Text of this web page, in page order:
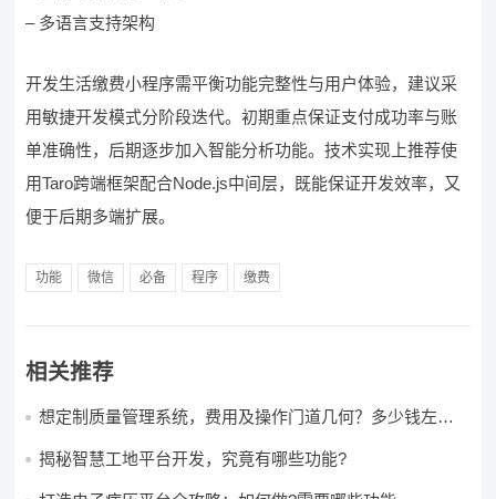
– 多语言支持架构
开发生活缴费小程序需平衡功能完整性与用户体验，建议采
用敏捷开发模式分阶段迭代。初期重点保证支付成功率与账
单准确性，后期逐步加入智能分析功能。技术实现上推荐使
用Taro跨端框架配合Node.js中间层，既能保证开发效率，又
便于后期多端扩展。
功能 微信 必备 程序 缴费
相关推荐
想定制质量管理系统，费用及操作门道几何？多少钱左右
揭秘智慧工地平台开发，究竟有哪些功能?